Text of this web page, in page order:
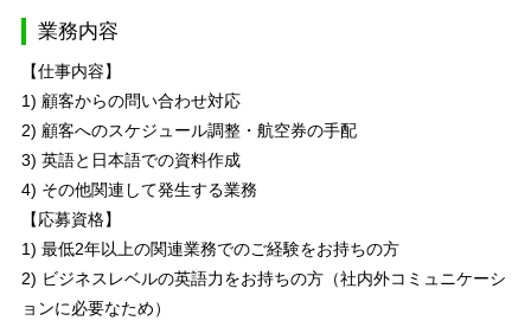
業務内容
【仕事内容】
1) 顧客からの問い合わせ対応
2) 顧客へのスケジュール調整・航空券の手配
3) 英語と日本語での資料作成
4) その他関連して発生する業務
【応募資格】
1) 最低2年以上の関連業務でのご経験をお持ちの方
2) ビジネスレベルの英語力をお持ちの方（社内外コミュニケーシ
ョンに必要なため）